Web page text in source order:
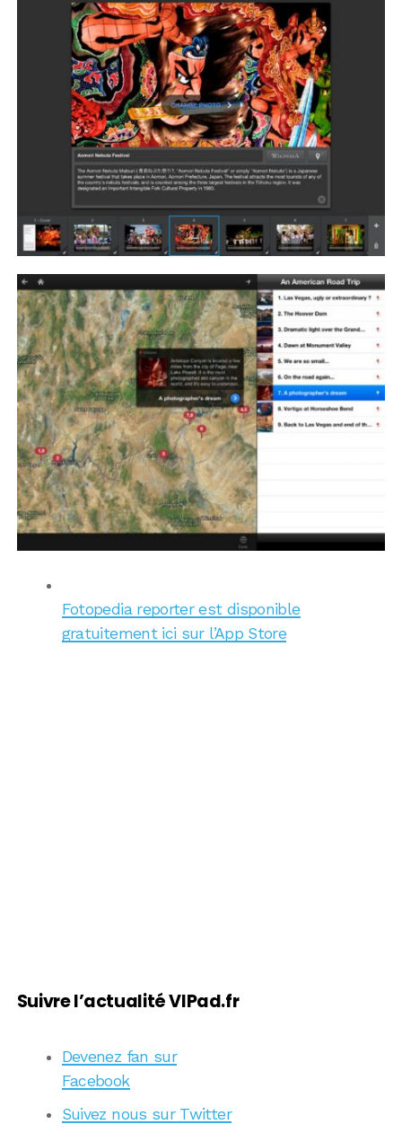
Fotopedia reporter est disponible
gratuitement ici sur l’App Store
Suivre l’actualité VIPad.fr
Devenez fan sur
Facebook
Suivez nous sur Twitter